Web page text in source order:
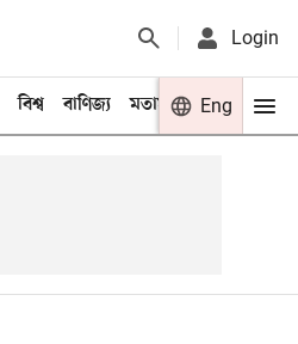
Login
বিশ্ব বাণিজ্য মতামত খেলা
Eng